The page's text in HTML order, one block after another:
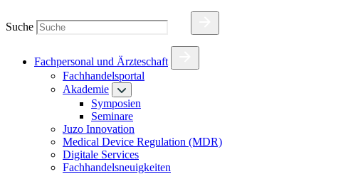
Suche
Fachpersonal und Ärzteschaft
Fachhandelsportal
Akademie
Symposien
Seminare
Juzo Innovation
Medical Device Regulation (MDR)
Digitale Services
Fachhandelsneuigkeiten